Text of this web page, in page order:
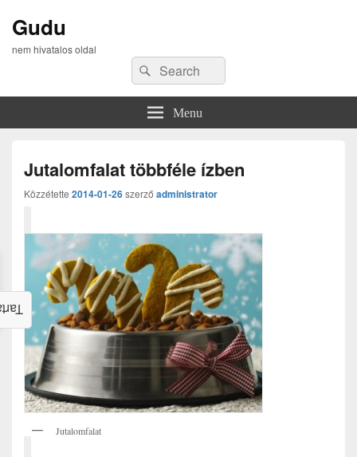
Gudu
nem hivatalos oldal
Search
for:
Search
Menu
Jutalomfalat többféle ízben
Közzétette 2014-01-26szerző administrator
Jutalomfalat